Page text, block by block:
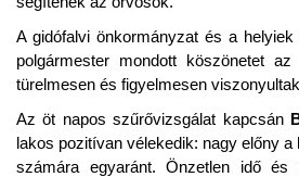
A gidófalvi önkormányzat és a helyiek
polgármester mondott köszönetet
türelmesen és figyelmesen
Az öt napos szűrővizsgálat kapcsán
lakos pozitívan vélekedik: nagy előny
számára egyaránt. Önzetlen idő és